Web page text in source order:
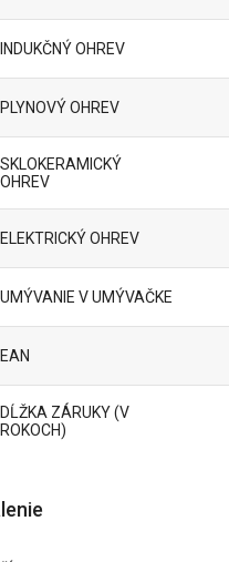
INDUKČNÝ OHREV
PLYNOVÝ OHREV
SKLOKERAMICKÝ
OHREV
ELEKTRICKÝ OHREV
UMÝVANIE V UMÝVAČKE
EAN
DĹŽKA ZÁRUKY (V
ROKOCH)